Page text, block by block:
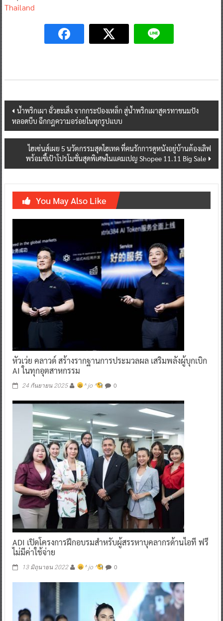
Thailand
Post
navigation
น้ำพริกเผา ฉั่วฮะเส็ง จากกระป๋องเหล็ก สู่น้ำพริกเผาสูตรทาขนมปัง
หลอดบีบ ฉีกกฎความอร่อยในทุกรูปแบบ
ไฮเซ่นส์เผย 5 นวัตกรรมสุดไฮเทค ที่คนรักการดูหนังอยู่บ้านต้องเลิฟ
พร้อมชี้เป้าโปรโมชั่นสุดพิเศษในแคมเปญ Shopee 11.11 Big Sale
You May Also Like
หัวเว่ย คลาวด์ สร้างรากฐานการประมวลผล เสริมพลังผู้บุกเบิก
AI ในทุกอุตสาหกรรม
24 กันยายน 2025 ^ jo ^ 0
ADI เปิดโครงการฝึกอบรมสำหรับผู้สรรหาบุคลากรด้านไอที ฟรี
ไม่มีค่าใช้จ่าย
13 มิถุนายน 2022 ^ jo ^ 0